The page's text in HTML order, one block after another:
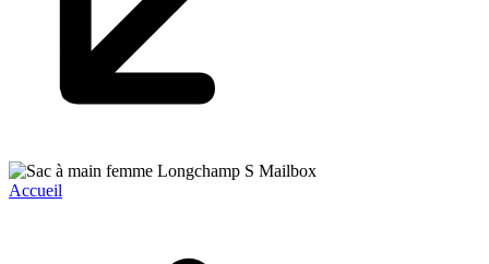
Accueil